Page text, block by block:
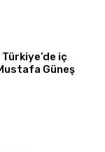
iç
Güneş